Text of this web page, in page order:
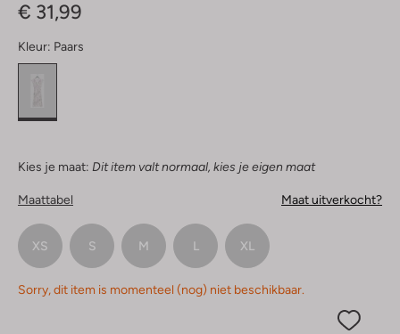
€ 31,99
Kleur: Paars
Kies je maat: Dit item valt normaal, kies je eigen maat
Maattabel Maat uitverkocht?
XS S M L XL
Sorry, dit item is momenteel (nog) niet beschikbaar.